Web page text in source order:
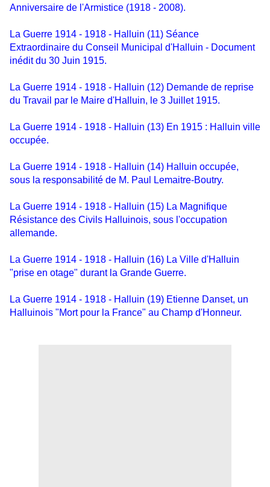
Anniversaire de l'Armistice (1918 - 2008).
La Guerre 1914 - 1918 - Halluin (11) Séance
Extraordinaire du Conseil Municipal d'Halluin - Document
inédit du 30 Juin 1915.
La Guerre 1914 - 1918 - Halluin (12) Demande de reprise
du Travail par le Maire d'Halluin, le 3 Juillet 1915.
La Guerre 1914 - 1918 - Halluin (13) En 1915 : Halluin ville
occupée.
La Guerre 1914 - 1918 - Halluin (14) Halluin occupée,
sous la responsabilité de M. Paul Lemaitre-Boutry.
La Guerre 1914 - 1918 - Halluin (15) La Magnifique
Résistance des Civils Halluinois, sous l'occupation
allemande.
La Guerre 1914 - 1918 - Halluin (16) La Ville d'Halluin
"prise en otage" durant la Grande Guerre.
La Guerre 1914 - 1918 - Halluin (19) Etienne Danset, un
Halluinois "Mort pour la France" au Champ d'Honneur.